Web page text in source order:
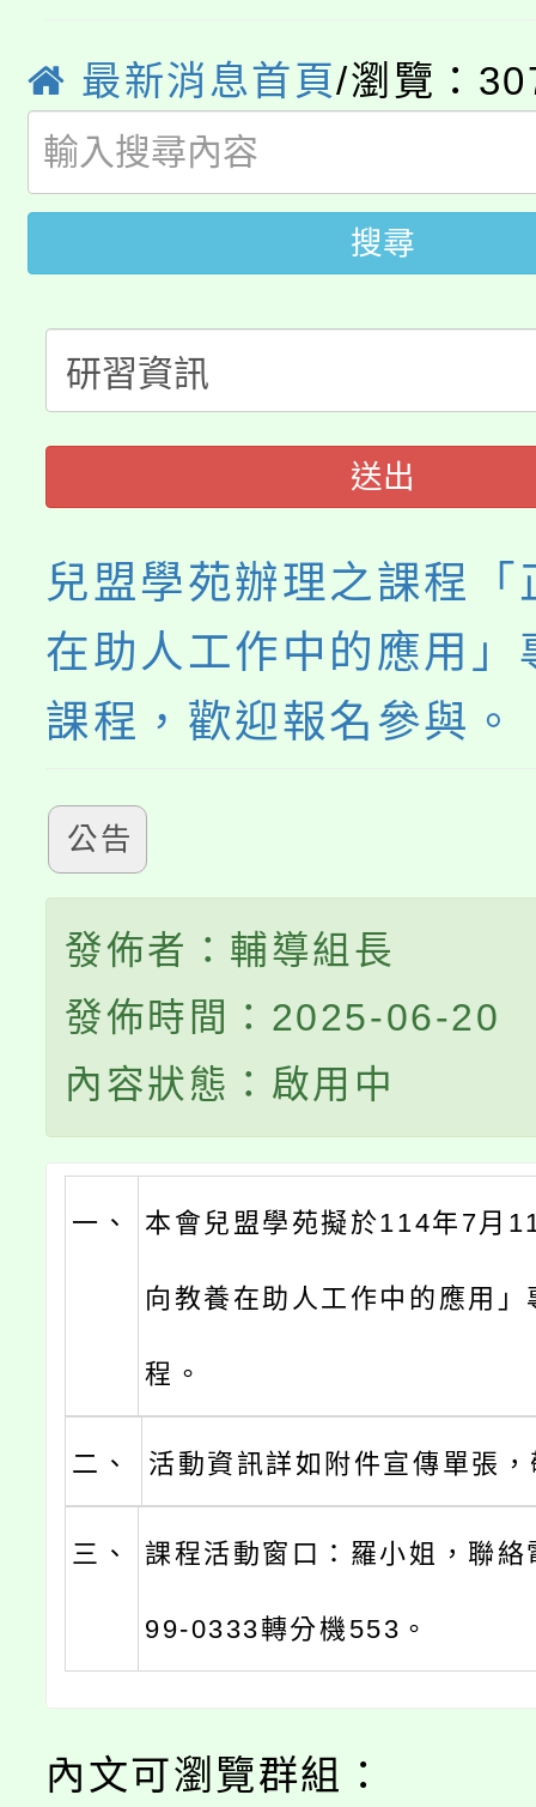
心理、諮商輔導、社會
系所師生報名參加。
學籍身 分審查程序及
版
淨零綠領人才培育課程
公告本校115學年度第
代理(課)教師甄選結果(
「2026金融保險知識
車」活動
桃園市115學年度學生
生本土語及新住民語歌
公告本校115學年度第
代理(課)教師甄選結果(
公告本校115學年度第
代理(課)教師甄選結果(
轉知中國文化大學推廣
《TA101》溝通分析基
程，歡迎學生輔導中心
心理、諮商輔導、社會
系所師生報名參加。
最新消息首頁/瀏覽：
搜尋
送出
兒盟學苑辦理之課程「
在助人工作中的應用」
課程，歡迎報名參與。
公告
發佈者：輔導組長
發佈時間：2025-06-20
內容狀態：啟用中
一、 本會兒盟學苑擬於114年7月
向教養在助人工作中的應用」
程。
二、 活動資訊詳如附件宣傳單張
三、 課程活動窗口：羅小姐，聯
99-0333轉分機553。
內文可瀏覽群組：